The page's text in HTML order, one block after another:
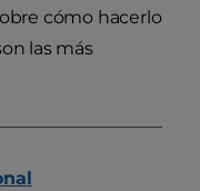
cómo hacerlo
las más